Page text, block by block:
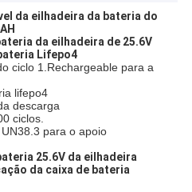
da eilhadeira da bateria do
da eilhadeira de 25.6V
Lifepo4
ciclo 1.Rechargeable para a
lifepo4
descarga
ciclos.
para o apoio
25.6V da eilhadeira
da caixa de bateria